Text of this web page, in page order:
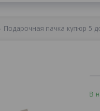
Подарочная пачка купюр 5
В